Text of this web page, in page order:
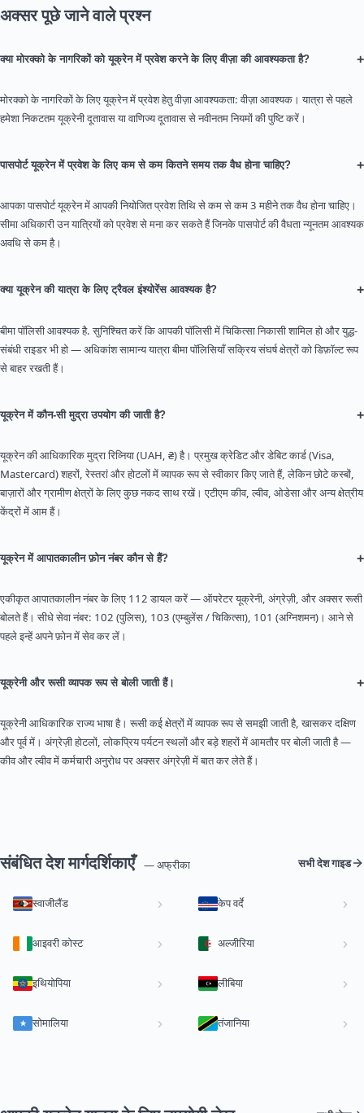
अक्सर पूछे जाने वाले प्रश्न
क्या मोरक्को के नागरिकों को यूक्रेन में प्रवेश करने के लिए वीज़ा की आवश्यकता है? +
मोरक्को के नागरिकों के लिए यूक्रेन में प्रवेश हेतु वीज़ा आवश्यकता: वीज़ा आवश्यक। यात्रा से पहले
हमेशा निकटतम यूक्रेनी दूतावास या वाणिज्य दूतावास से नवीनतम नियमों की पुष्टि करें।
पासपोर्ट यूक्रेन में प्रवेश के लिए कम से कम कितने समय तक वैध होना चाहिए? +
आपका पासपोर्ट यूक्रेन में आपकी नियोजित प्रवेश तिथि से कम से कम 3 महीने तक वैध होना चाहिए।
सीमा अधिकारी उन यात्रियों को प्रवेश से मना कर सकते हैं जिनके पासपोर्ट की वैधता न्यूनतम आवश्यक
अवधि से कम है।
क्या यूक्रेन की यात्रा के लिए ट्रैवल इंश्योरेंस आवश्यक है? +
बीमा पॉलिसी आवश्यक है. सुनिश्चित करें कि आपकी पॉलिसी में चिकित्सा निकासी शामिल हो और युद्ध-
संबंधी राइडर भी हो — अधिकांश सामान्य यात्रा बीमा पॉलिसियाँ सक्रिय संघर्ष क्षेत्रों को डिफ़ॉल्ट रूप
से बाहर रखती हैं।
यूक्रेन में कौन-सी मुद्रा उपयोग की जाती है? +
यूक्रेन की आधिकारिक मुद्रा रिव्निया (UAH, ₴) है। प्रमुख क्रेडिट और डेबिट कार्ड (Visa,
Mastercard) शहरों, रेस्तरां और होटलों में व्यापक रूप से स्वीकार किए जाते हैं, लेकिन छोटे कस्बों,
बाज़ारों और ग्रामीण क्षेत्रों के लिए कुछ नकद साथ रखें। एटीएम कीव, ल्वीव, ओडेसा और अन्य क्षेत्रीय
केंद्रों में आम हैं।
यूक्रेन में आपातकालीन फ़ोन नंबर कौन से हैं? +
एकीकृत आपातकालीन नंबर के लिए 112 डायल करें — ऑपरेटर यूक्रेनी, अंग्रेज़ी, और अक्सर रूसी
बोलते हैं। सीधे सेवा नंबर: 102 (पुलिस), 103 (एम्बुलेंस / चिकित्सा), 101 (अग्निशमन)। आने से
पहले इन्हें अपने फ़ोन में सेव कर लें।
यूक्रेनी और रूसी व्यापक रूप से बोली जाती हैं। +
यूक्रेनी आधिकारिक राज्य भाषा है। रूसी कई क्षेत्रों में व्यापक रूप से समझी जाती है, खासकर दक्षिण
और पूर्व में। अंग्रेज़ी होटलों, लोकप्रिय पर्यटन स्थलों और बड़े शहरों में आमतौर पर बोली जाती है —
कीव और ल्वीव में कर्मचारी अनुरोध पर अक्सर अंग्रेज़ी में बात कर लेते हैं।
संबंधित देश मार्गदर्शिकाएँ — अफ्रीका सभी देश गाइड
स्वाजीलैंड केप वर्दे
आइवरी कोस्ट अल्जीरिया
इथियोपिया लीबिया
सोमालिया तंजानिया